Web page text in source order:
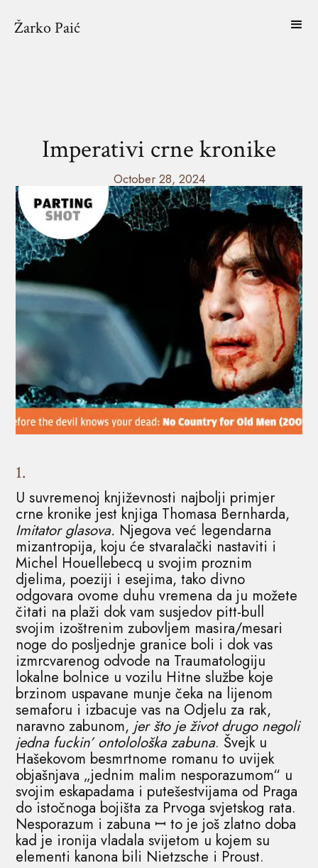
Žarko Paić
Imperativi crne kronike
October 28, 2024
1.
U suvremenoj književnosti najbolji primjer
crne kronike jest knjiga Thomasa Bernharda,
Imitator glasova. Njegova već legendarna
mizantropija, koju će stvaralački nastaviti i
Michel Houellebecq u svojim proznim
djelima, poeziji i esejima, tako divno
odgovara ovome duhu vremena da ju možete
čitati na plaži dok vam susjedov pitt-bull
svojim izoštrenim zubovljem masira/mesari
noge do posljednje granice boli i dok vas
izmrcvarenog odvode na Traumatologiju
lokalne bolnice u vozilu Hitne službe koje
brzinom uspavane munje čeka na lijenom
semaforu i izbacuje vas na Odjelu za rak,
naravno zabunom, jer što je život drugo negoli
jedna fuckin’ ontolološka zabuna. Švejk u
Hašekovom besmrtnome romanu to uvijek
objašnjava „jednim malim nesporazumom“ u
svojim eskapadama i putešestvijama od Praga
do istočnoga bojišta za Prvoga svjetskog rata.
Nesporazum i zabuna ꟷ to je još zlatno doba
kad je ironija vladala svijetom u kojem su
elementi kanona bili Nietzsche i Proust.